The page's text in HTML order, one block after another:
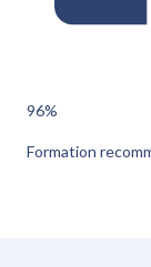
96%
Formation